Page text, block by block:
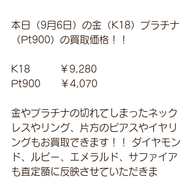
本日（9月6日）の金（K18）プラチナ
（Pt900）の買取価格！！
K18　　　￥9,280
Pt900　　￥4,070
金やプラチナの切れてしまったネック
レスやリング、片方のピアスやイヤリ
ングもお買取できます！！ ダイヤモン
ド、ルビー、エメラルド、サファイア
も査定額に反映させていただきま